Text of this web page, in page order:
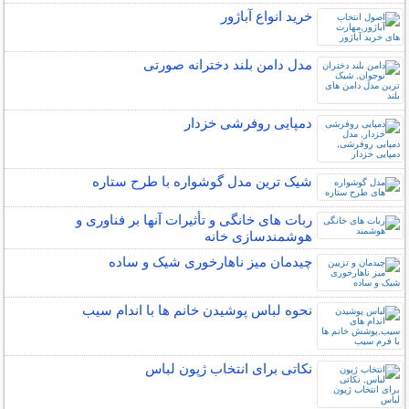
خرید انواع آباژور
مدل دامن بلند دخترانه صورتی
دمپایی روفرشی خزدار
شیک ترین مدل گوشواره با طرح ستاره
ربات ‌های خانگی و تأثیرات آنها بر فناوری و
هوشمندسازی خانه
چیدمان میز ناهارخوری شیک و ساده
نحوه لباس پوشیدن خانم ها با اندام سیب
نکاتی برای انتخاب ژپون لباس